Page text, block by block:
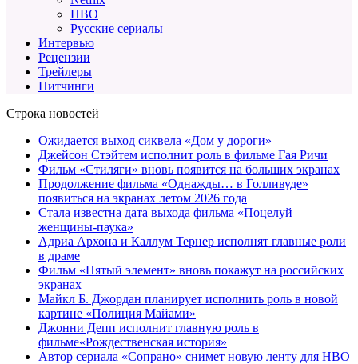
HBO
Русские сериалы
Интервью
Рецензии
Трейлеры
Питчинги
Строка новостей
Ожидается выход сиквела «Дом у дороги»
Джейсон Стэйтем исполнит роль в фильме Гая Ричи
Фильм «Стиляги» вновь появится на больших экранах
Продолжение фильма «Однажды… в Голливуде»
появиться на экранах летом 2026 года
Стала известна дата выхода фильма «Поцелуй
женщины-паука»
Адриа Архона и Каллум Тернер исполнят главные роли
в драме
Фильм «Пятый элемент» вновь покажут на российских
экранах
Майкл Б. Джордан планирует исполнить роль в новой
картине «Полиция Майами»
Джонни Депп исполнит главную роль в
фильме«Рождественская история»
Автор сериала «Сопрано» снимет новую ленту для HBO